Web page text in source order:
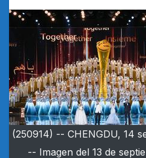
(250914) -- CHENGDU, 14
-- Imagen del 13 de